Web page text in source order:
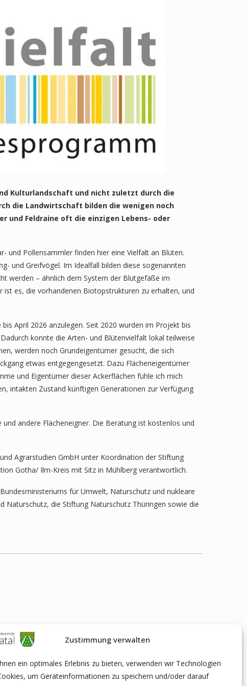
Zustimmung verwalten
ein optimales Erlebnis zu bieten, verwenden wir Technologien
um Geräteinformationen zu speichern und/oder darauf
Kulturlandschaft und nicht zuletzt durch die
die Landwirtschaft bilden die wenigen noch
und Feldraine oft die einzigen Lebens- oder
und Pollensammler finden hier eine Vielfalt an Blüten.
und Greifvögel. Im Idealfall bilden diese sogenannten
werden – ähnlich dem System der Blutgefäße im
es, die vorhandenen Biotopstrukturen zu erhalten, und
April 2026 anzulegen. Seit 2020 wurden im Projekt bis
konnte die Arten- und Blütenvielfalt lokal teilweise
werden noch Grundeigentümer gesucht, die sich
etwas entgegengesetzt. Dazu Flächeneigentümer
und Eigentümer dieser Ackerflächen fühle ich mich
intakten Zustand künftigen Generationen zur Verfügung
andere Flächeneigner. Die Beratung ist kostenlos und
Agrarstudien GmbH unter Koordination der Stiftung
Gotha/ Ilm-Kreis mit Sitz in Mühlberg verantwortlich.
für Umwelt, Naturschutz und nukleare
Naturschutz, die Stiftung Naturschutz Thüringen sowie die